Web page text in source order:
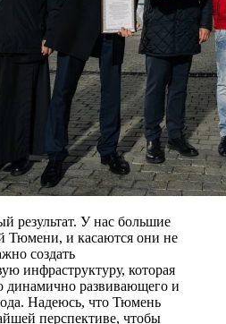
результат. У нас большие
Тюмени, и касаются они не
создать
инфраструктуру, которая
динамично развивающего и
Надеюсь, что Тюмень
перспективе, чтобы